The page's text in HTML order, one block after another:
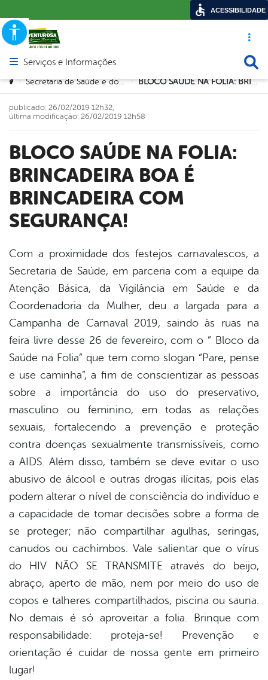
Acesso
Abrir menu principal de navegação
Serviços e Informações
Você está aqui:
> Secretaria de Saúde e dos Direitos da Mulher > BLOCO SAÚDE NA FOLIA: BRINCADEIRA BOA É BRINCADEIRA COM SEGURANÇA!
BLOCO SAÚDE NA FOLIA:
BRINCADEIRA BOA É
BRINCADEIRA COM
SEGURANÇA!
publicado: 26/02/2019 12h32,
última modificação: 26/02/2019 12h58
Com a proximidade dos festejos carnavalescos, a
Secretaria de Saúde, em parceria com a equipe da
Atenção Básica, da Vigilância em Saúde e da
Coordenadoria da Mulher, deu a largada para a
Campanha de Carnaval 2019, saindo às ruas na
feira livre desse 26 de fevereiro, com o ” Bloco da
Saúde na Folia” que tem como slogan “Pare, pense
e use caminha”, a fim de conscientizar as pessoas
sobre a importância do uso do preservativo,
masculino ou feminino, em todas as relações
sexuais, fortalecendo a prevenção e proteção
contra doenças sexualmente transmissíveis, como
a AIDS. Além disso, também se deve evitar o uso
abusivo de álcool e outras drogas ilícitas, pois elas
podem alterar o nível de consciência do indivíduo e
a capacidade de tomar decisões sobre a forma de
se proteger; não compartilhar agulhas, seringas,
canudos ou cachimbos. Vale salientar que o vírus
do HIV NÃO SE TRANSMITE através do beijo,
abraço, aperto de mão, nem por meio do uso de
copos e talheres compartilhados, piscina ou sauna.
No demais é só aproveitar a folia. Brinque com
responsabilidade: proteja-se! Prevenção e
orientação é cuidar de nossa gente em primeiro
lugar!
ACESSIBILIDADE